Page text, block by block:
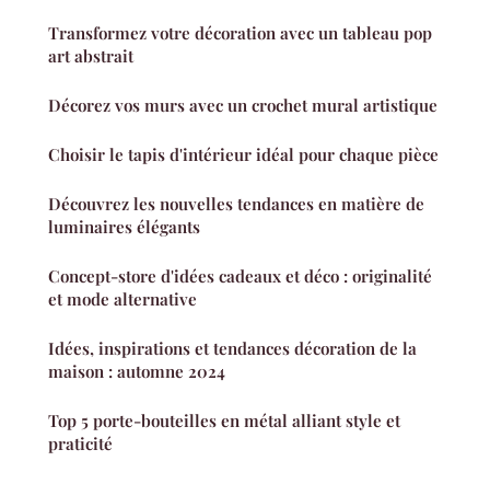
Transformez votre décoration avec un tableau pop
art abstrait
Décorez vos murs avec un crochet mural artistique
Choisir le tapis d'intérieur idéal pour chaque pièce
Découvrez les nouvelles tendances en matière de
luminaires élégants
Concept-store d'idées cadeaux et déco : originalité
et mode alternative
Idées, inspirations et tendances décoration de la
maison : automne 2024
Top 5 porte-bouteilles en métal alliant style et
praticité